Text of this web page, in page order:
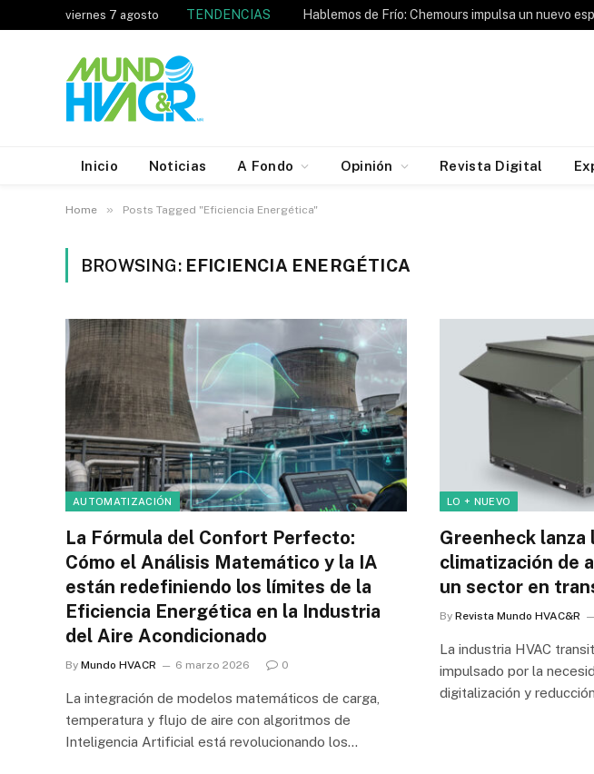
viernes 7 agosto TENDENCIAS
Inicio Noticias A Fondo Opinión Revista Digital
Home » Posts Tagged "Eficiencia Energética"
BROWSING: EFICIENCIA ENERGÉTICA
AUTOMATIZACIÓN
La Fórmula del Confort Perfecto:
Cómo el Análisis Matemático y la IA
están redefiniendo los límites de la
Eficiencia Energética en la Industria
del Aire Acondicionado
By Mundo HVACR 6 marzo 2026 0
La integración de modelos matemáticos de carga,
temperatura y flujo de aire con algoritmos de
Inteligencia Artificial está revolucionando los…
LO + NUEVO
Greenheck lanza
climatización de
un sector en
By Revista Mundo HVAC&R
La industria HVAC
impulsado por la
digitalización y